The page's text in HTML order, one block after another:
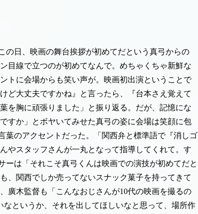
の日、映画の舞台挨拶が初めてだという真弓からの
目線で立つのが初めてなんで。めちゃくちゃ新鮮な
トに会場からも笑い声が。映画初出演ということで
ど大丈夫ですかね』と言ったら、『台本さえ覚えて
を胸に頑張りました」と振り返る。だが、記憶にな
すか」とボヤいてみせた真弓の姿に会場は笑顔に包
葉のアクセントだった。「関西弁と標準語で『消しゴ
やスタッフさんが一丸となって指導してくれて。す
ーは「それこそ真弓くんは映画での演技が初めてだと
、関西でしか売ってないスナック菓子を持ってきて
廣木監督も「こんなおじさんが10代の映画を撮るの
というか、それを出してほしいなと思って、場所作